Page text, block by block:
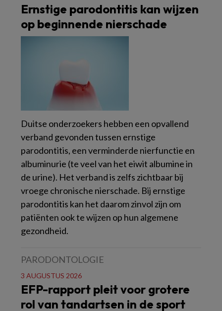
Ernstige parodontitis kan wijzen
op beginnende nierschade
Duitse onderzoekers hebben een opvallend
verband gevonden tussen ernstige
parodontitis, een verminderde nierfunctie en
albuminurie (te veel van het eiwit albumine in
de urine). Het verband is zelfs zichtbaar bij
vroege chronische nierschade. Bij ernstige
parodontitis kan het daarom zinvol zijn om
patiënten ook te wijzen op hun algemene
gezondheid.
PARODONTOLOGIE
3 AUGUSTUS 2026
EFP-rapport pleit voor grotere
rol van tandartsen in de sport